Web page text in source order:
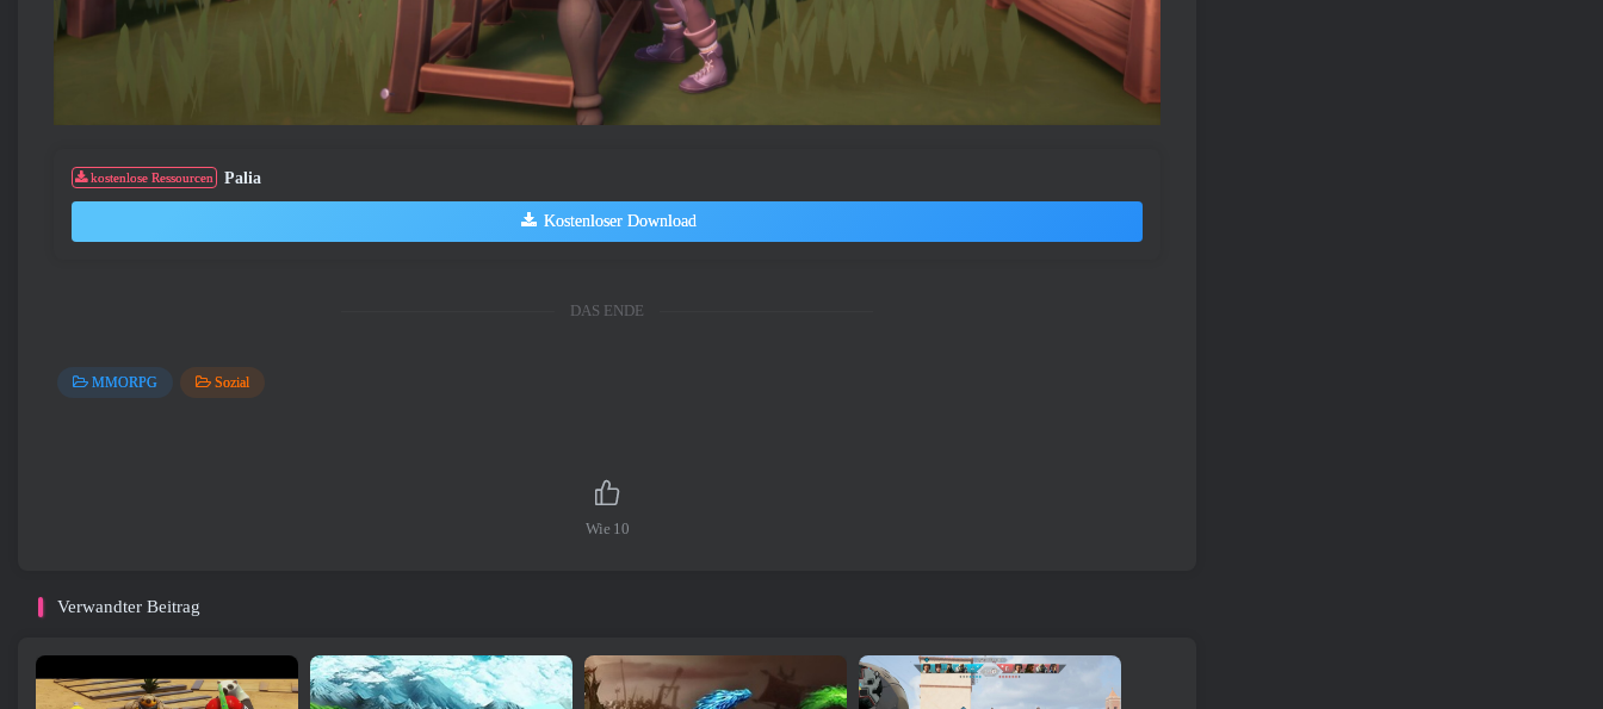
kostenlose Ressourcen Palia
Kostenloser Download
DAS ENDE
MMORPG Sozial
Wie 10
Verwandter Beitrag